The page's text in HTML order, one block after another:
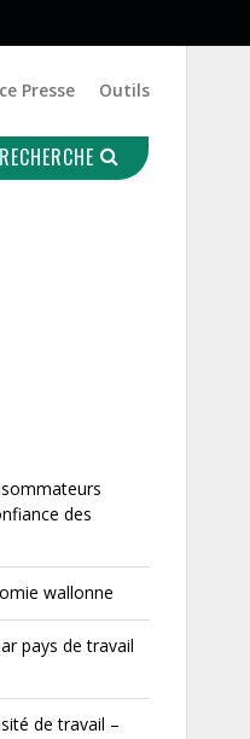
Presse Outils
RECHERCHE
des
wallonne
pays de travail
de travail –